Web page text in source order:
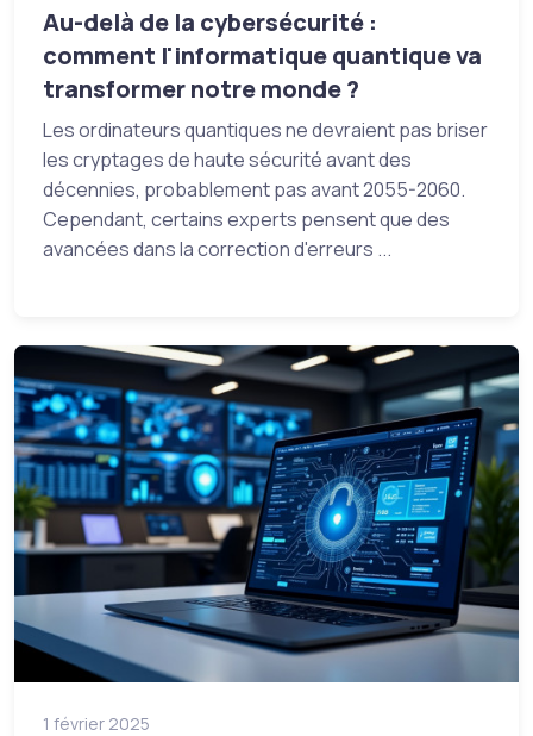
Au-delà de la cybersécurité :
comment l'informatique quantique va
transformer notre monde ?
Les ordinateurs quantiques ne devraient pas briser
les cryptages de haute sécurité avant des
décennies, probablement pas avant 2055-2060.
Cependant, certains experts pensent que des
avancées dans la correction d'erreurs ...
1 février 2025